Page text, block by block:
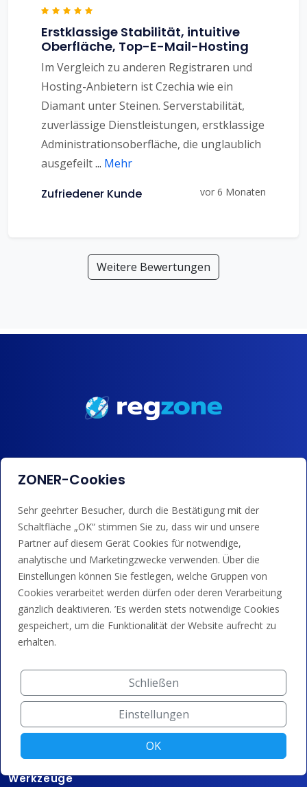
Erstklassige Stabilität, intuitive
Oberfläche, Top-E-Mail-Hosting
Im Vergleich zu anderen Registraren und
Hosting-Anbietern ist Czechia wie ein
Diamant unter Steinen. Serverstabilität,
zuverlässige Dienstleistungen, erstklassige
Administrationsoberfläche, die unglaublich
ausgefeilt... Mehr
Zufriedener Kunde vor 6 Monaten
Weitere Bewertungen
Dienstleistungen
Domain-Registrierung
SSL/TLS-Zertifikate
Domain-Parken
Domain-Weiterleitung
Technologie
100% DNSSEC
DNS-System
Rechenzentrum
Werkzeuge
ZONER-Cookies
Sehr geehrter Besucher, durch die Bestätigung mit der
Schaltfläche „OK“ stimmen Sie zu, dass wir und unsere
Partner auf diesem Gerät Cookies für notwendige,
analytische und Marketingzwecke verwenden. Über die
Einstellungen können Sie festlegen, welche Gruppen von
Cookies verarbeitet werden dürfen oder deren Verarbeitung
gänzlich deaktivieren. ’Es werden stets notwendige Cookies
gespeichert, um die Funktionalität der Website aufrecht zu
erhalten.
Schließen
Einstellungen
OK